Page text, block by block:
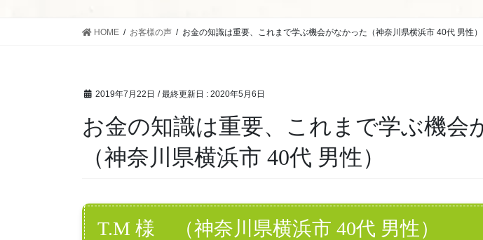
HOME お客様の声 お金の知識は重要、これまで学ぶ機会がなかった（神奈川県横浜市 40代 男性）
2019年7月22日 / 最終更新日 : 2020年5月6日
お金の知識は重要、これまで学ぶ機会
（神奈川県横浜市 40代 男性）
T.M 様 （神奈川県横浜市 40代 男性）